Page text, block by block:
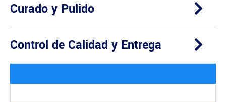
Curado y Pulido
Control de Calidad y Entrega